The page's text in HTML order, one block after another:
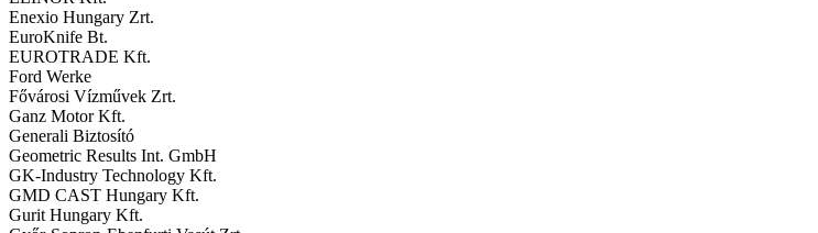
Enexio Hungary Zrt.
EuroKnife Bt.
EUROTRADE Kft.
Ford Werke
Fővárosi Vízművek Zrt.
Ganz Motor Kft.
Generali Biztosító
Geometric Results Int. GmbH
GK-Industry Technology Kft.
GMD CAST Hungary Kft.
Gurit Hungary Kft.